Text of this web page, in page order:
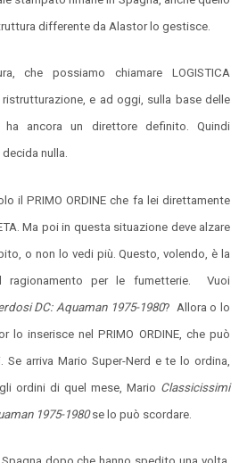
differente da Alastor lo gestisce.
che possiamo chiamare LOGISTICA
e ad oggi, sulla base delle
ha ancora un direttore definito. Quindi
nulla.
il PRIMO ORDINE che fa lei direttamente
Ma poi in questa situazione deve alzare
o non lo vedi più. Questo, volendo, è la
ragionamento per le fumetterie. Vuoi
DC: Aquaman 1975-1980? Allora o lo
lo inserisce nel PRIMO ORDINE, che può
arriva Mario Super-Nerd e te lo ordina,
ordini di quel mese, Mario Classicissimi
1975-1980se lo può scordare.